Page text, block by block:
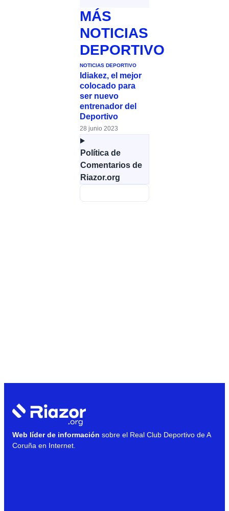
MÁS
NOTICIAS
DEPORTIVO
NOTICIAS DEPORTIVO
Idiakez, el mejor
colocado para
ser nuevo
entrenador del
Deportivo
28 junio 2023
Política de
Comentarios de
Riazor.org
Web líder de información sobre el Real Club Deportivo de A
Coruña en Internet.